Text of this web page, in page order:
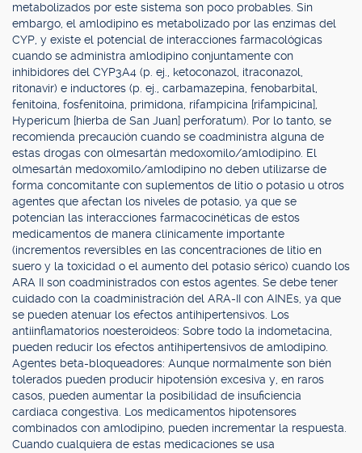
metabolizados por este sistema son poco probables. Sin
embargo, el amlodipino es metabolizado por las enzimas del
CYP, y existe el potencial de interacciones farmacológicas
cuando se administra amlodipino conjuntamente con
inhibidores del CYP3A4 (p. ej., ketoconazol, itraconazol,
ritonavir) e inductores (p. ej., carbamazepina, fenobarbital,
fenitoína, fosfenitoína, primidona, rifampicina [rifampicina],
Hypericum [hierba de San Juan] perforatum). Por lo tanto, se
recomienda precaución cuando se coadministra alguna de
estas drogas con olmesartán medoxomilo/amlodipino. El
olmesartán medoxomilo/amlodipino no deben utilizarse de
forma concomitante con suplementos de litio o potasio u otros
agentes que afectan los niveles de potasio, ya que se
potencian las interacciones farmacocinéticas de estos
medicamentos de manera clínicamente importante
(incrementos reversibles en las concentraciones de litio en
suero y la toxicidad o el aumento del potasio sérico) cuando los
ARA II son coadministrados con estos agentes. Se debe tener
cuidado con la coadministración del ARA-II con AINEs, ya que
se pueden atenuar los efectos antihipertensivos. Los
antiinflamatorios noesteroideos: Sobre todo la indometacina,
pueden reducir los efectos antihipertensivos de amlodipino.
Agentes beta-bloqueadores: Aunque normalmente son bién
tolerados pueden producir hipotensión excesiva y, en raros
casos, pueden aumentar la posibilidad de insuficiencia
cardiaca congestiva. Los medicamentos hipotensores
combinados con amlodipino, pueden incrementar la respuesta.
Cuando cualquiera de estas medicaciones se usa